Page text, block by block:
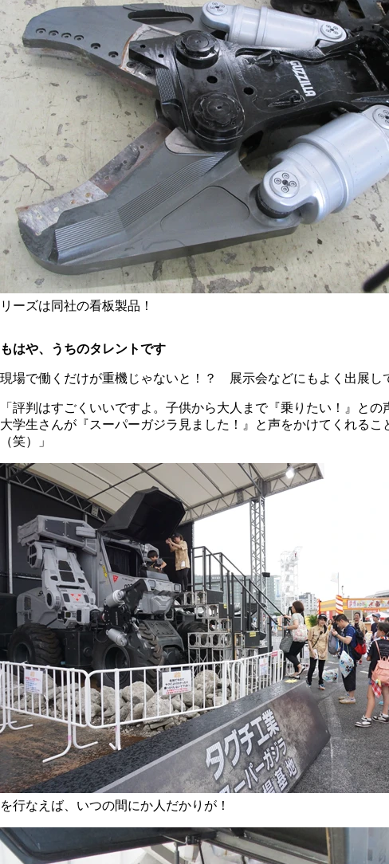
リーズは同社の看板製品！
もはや、うちのタレントです
現場で働くだけが重機じゃないと！？ 展示会などにもよく出展し
「評判はすごくいいですよ。子供から大人まで『乗りたい！』と
大学生さんが『スーパーガジラ見ました！』と声をかけてくれる
（笑）」
を行なえば、いつの間にか人だかりが！